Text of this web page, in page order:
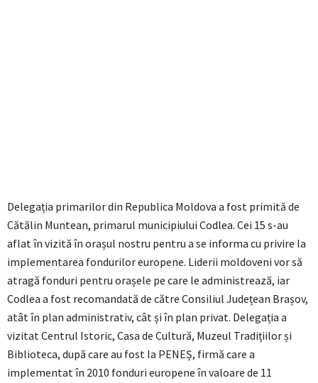
Delegația primarilor din Republica Moldova a fost primită de
Cătălin Muntean, primarul municipiului Codlea. Cei 15 s-au
aflat în vizită în orașul nostru pentru a se informa cu privire la
implementarea fondurilor europene. Liderii moldoveni vor să
atragă fonduri pentru orașele pe care le administrează, iar
Codlea a fost recomandată de către Consiliul Județean Brașov,
atât în plan administrativ, cât și în plan privat. Delegația a
vizitat Centrul Istoric, Casa de Cultură, Muzeul Tradițiilor și
Biblioteca, după care au fost la PENEȘ, firmă care a
implementat în 2010 fonduri europene în valoare de 11